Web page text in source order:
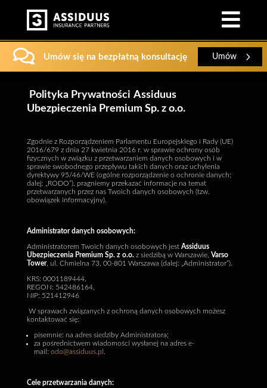

 Umów się na bezpłatną konsultację Umów
Polityka Prywatności Assiduus
Ubezpieczenia Premium Sp. z o.o.
Zgodnie z Rozporządzeniem Parlamentu Europejskiego i Rady (UE)
2016/679 z dnia 27 kwietnia 2016 r. w sprawie ochrony osób
fizycznych w związku z przetwarzaniem danych osobowych i w
sprawie swobodnego przepływu takich danych oraz uchylenia
dyrektywy 95/46/WE (ogólne rozporządzenie o ochronie danych;
dalej: „RODO”), pragniemy przekazać informacje na temat
przetwarzanych przez nas Twoich danych osobowych (tzw.
obowiązek informacyjny).
Administrator danych osobowych:
Administratorem Twoich danych osobowych jest Assiduus
Ubezpieczenia Premium Sp. z o.o.z siedzibą w Warszawie, Varso
Tower, ul. Chmielna 73, 00-801 Warszawa (dalej: „Administrator”).
KRS: 0001189444,
REGON: 542486164,
NIP: 521412946
W sprawach związanych z ochroną danych osobowych możesz
kontaktować się:
pisemnie: na adres siedziby Administratora;
za pośrednictwem wiadomości wysłanej na adres e-
mail: odo@assiduus.pl
Cele przetwarzania danych: